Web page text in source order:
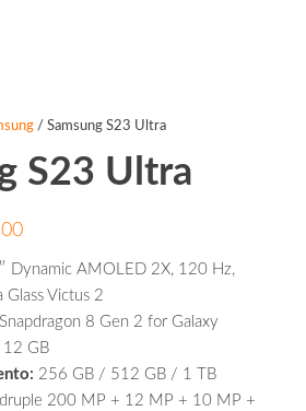
/ Samsung S23 Ultra
S23 Ultra
Price
range:
$560,00
through
$605,00
Dynamic AMOLED 2X, 120 Hz,
Glass Victus 2
Snapdragon 8 Gen 2 for Galaxy
GB
256 GB / 512 GB / 1 TB
200 MP + 12 MP + 10 MP +